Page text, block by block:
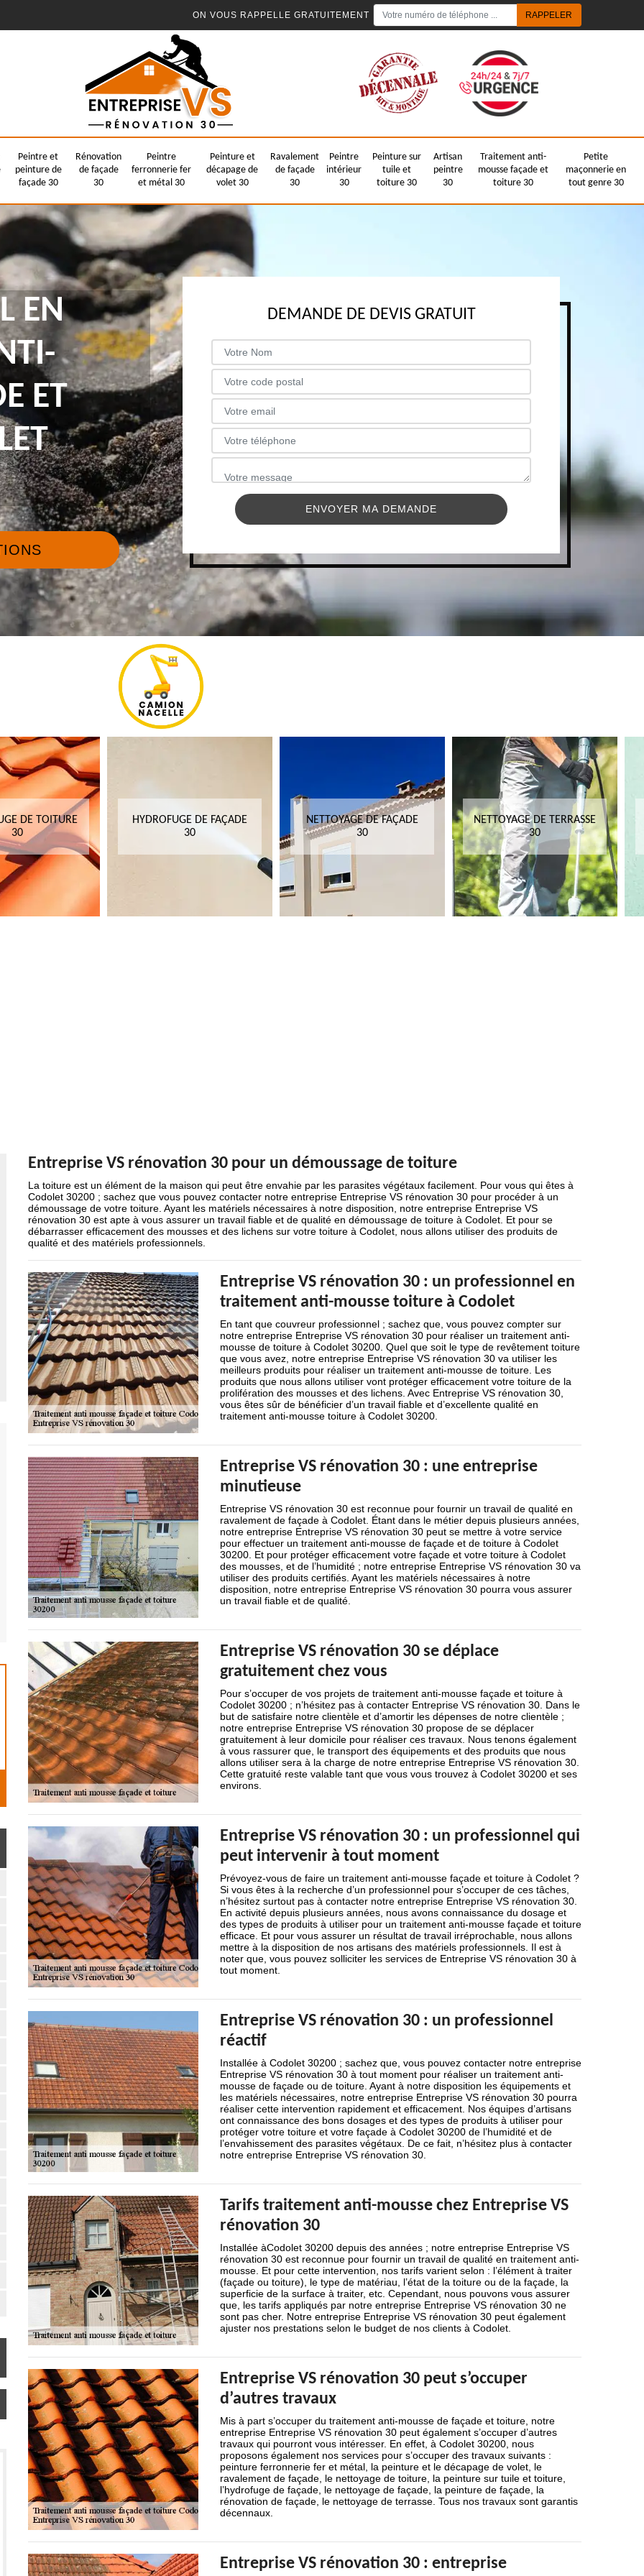
ON VOUS RAPPELLE GRATUITEMENT
Peintre et
peinture de
façade 30
Rénovation
de façade
30
Peintre
ferronnerie fer
et métal 30
Peinture et
décapage de
volet 30
Ravalement
de façade
30
Peintre
intérieur
30
Peinture sur
tuile et
toiture 30
Artisan
peintre
30
Traitement anti-
mousse façade et
toiture 30
Petite
maçonnerie en
tout genre 30
EN
ET
DEMANDE DE DEVIS GRATUIT
DE TOITURE
30
HYDROFUGE DE FAÇADE
30
NETTOYAGE DE FAÇADE
30
NETTOYAGE DE TERRASSE
30
Entreprise VS rénovation 30 pour un démoussage de toiture
La toiture est un élément de la maison qui peut être envahie par les parasites végétaux facilement. Pour vous qui êtes à
Codolet 30200 ; sachez que vous pouvez contacter notre entreprise Entreprise VS rénovation 30 pour procéder à un
démoussage de votre toiture. Ayant les matériels nécessaires à notre disposition, notre entreprise Entreprise VS
rénovation 30 est apte à vous assurer un travail fiable et de qualité en démoussage de toiture à Codolet. Et pour se
débarrasser efficacement des mousses et des lichens sur votre toiture à Codolet, nous allons utiliser des produits de
qualité et des matériels professionnels.
Entreprise VS rénovation 30 : un professionnel en
traitement anti-mousse toiture à Codolet
En tant que couvreur professionnel ; sachez que, vous pouvez compter sur
notre entreprise Entreprise VS rénovation 30 pour réaliser un traitement anti-
mousse de toiture à Codolet 30200. Quel que soit le type de revêtement toiture
que vous avez, notre entreprise Entreprise VS rénovation 30 va utiliser les
meilleurs produits pour réaliser un traitement anti-mousse de toiture. Les
produits que nous allons utiliser vont protéger efficacement votre toiture de la
prolifération des mousses et des lichens. Avec Entreprise VS rénovation 30,
vous êtes sûr de bénéficier d’un travail fiable et d’excellente qualité en
traitement anti-mousse toiture à Codolet 30200.
Entreprise VS rénovation 30 : une entreprise
minutieuse
Entreprise VS rénovation 30 est reconnue pour fournir un travail de qualité en
ravalement de façade à Codolet. Étant dans le métier depuis plusieurs années,
notre entreprise Entreprise VS rénovation 30 peut se mettre à votre service
pour effectuer un traitement anti-mousse de façade et de toiture à Codolet
30200. Et pour protéger efficacement votre façade et votre toiture à Codolet
des mousses, et de l’humidité ; notre entreprise Entreprise VS rénovation 30 va
utiliser des produits certifiés. Ayant les matériels nécessaires à notre
disposition, notre entreprise Entreprise VS rénovation 30 pourra vous assurer
un travail fiable et de qualité.
Entreprise VS rénovation 30 se déplace
gratuitement chez vous
Pour s’occuper de vos projets de traitement anti-mousse façade et toiture à
Codolet 30200 ; n’hésitez pas à contacter Entreprise VS rénovation 30. Dans le
but de satisfaire notre clientèle et d’amortir les dépenses de notre clientèle ;
notre entreprise Entreprise VS rénovation 30 propose de se déplacer
gratuitement à leur domicile pour réaliser ces travaux. Nous tenons également
à vous rassurer que, le transport des équipements et des produits que nous
allons utiliser sera à la charge de notre entreprise Entreprise VS rénovation 30.
Cette gratuité reste valable tant que vous vous trouvez à Codolet 30200 et ses
environs.
Entreprise VS rénovation 30 : un professionnel qui
peut intervenir à tout moment
Prévoyez-vous de faire un traitement anti-mousse façade et toiture à Codolet ?
Si vous êtes à la recherche d’un professionnel pour s’occuper de ces tâches,
n’hésitez surtout pas à contacter notre entreprise Entreprise VS rénovation 30.
En activité depuis plusieurs années, nous avons connaissance du dosage et
des types de produits à utiliser pour un traitement anti-mousse façade et toiture
efficace. Et pour vous assurer un résultat de travail irréprochable, nous allons
mettre à la disposition de nos artisans des matériels professionnels. Il est à
noter que, vous pouvez solliciter les services de Entreprise VS rénovation 30 à
tout moment.
Entreprise VS rénovation 30 : un professionnel
réactif
Installée à Codolet 30200 ; sachez que, vous pouvez contacter notre entreprise
Entreprise VS rénovation 30 à tout moment pour réaliser un traitement anti-
mousse de façade ou de toiture. Ayant à notre disposition les équipements et
les matériels nécessaires, notre entreprise Entreprise VS rénovation 30 pourra
réaliser cette intervention rapidement et efficacement. Nos équipes d’artisans
ont connaissance des bons dosages et des types de produits à utiliser pour
protéger votre toiture et votre façade à Codolet 30200 de l’humidité et de
l’envahissement des parasites végétaux. De ce fait, n’hésitez plus à contacter
notre entreprise Entreprise VS rénovation 30.
Tarifs traitement anti-mousse chez Entreprise VS
rénovation 30
Installée àCodolet 30200 depuis des années ; notre entreprise Entreprise VS
rénovation 30 est reconnue pour fournir un travail de qualité en traitement anti-
mousse. Et pour cette intervention, nos tarifs varient selon : l’élément à traiter
(façade ou toiture), le type de matériau, l’état de la toiture ou de la façade, la
superficie de la surface à traiter, etc. Cependant, nous pouvons vous assurer
que, les tarifs appliqués par notre entreprise Entreprise VS rénovation 30 ne
sont pas cher. Notre entreprise Entreprise VS rénovation 30 peut également
ajuster nos prestations selon le budget de nos clients à Codolet.
Entreprise VS rénovation 30 peut s’occuper
d’autres travaux
Mis à part s’occuper du traitement anti-mousse de façade et toiture, notre
entreprise Entreprise VS rénovation 30 peut également s’occuper d’autres
travaux qui pourront vous intéresser. En effet, à Codolet 30200, nous
proposons également nos services pour s’occuper des travaux suivants :
peinture ferronnerie fer et métal, la peinture et le décapage de volet, le
ravalement de façade, le nettoyage de toiture, la peinture sur tuile et toiture,
l’hydrofuge de façade, le nettoyage de façade, la peinture de façade, la
rénovation de façade, le nettoyage de terrasse. Tous nos travaux sont garantis
décennaux.
Entreprise VS rénovation 30 : entreprise